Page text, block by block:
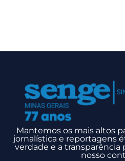
Mantemos os mais altos
jornalística e reportagens
verdade e a
nosso